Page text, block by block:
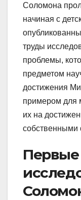
Соломона
начиная с
труды
проблемы,
предметом
достижения
примером для
их на
собственными